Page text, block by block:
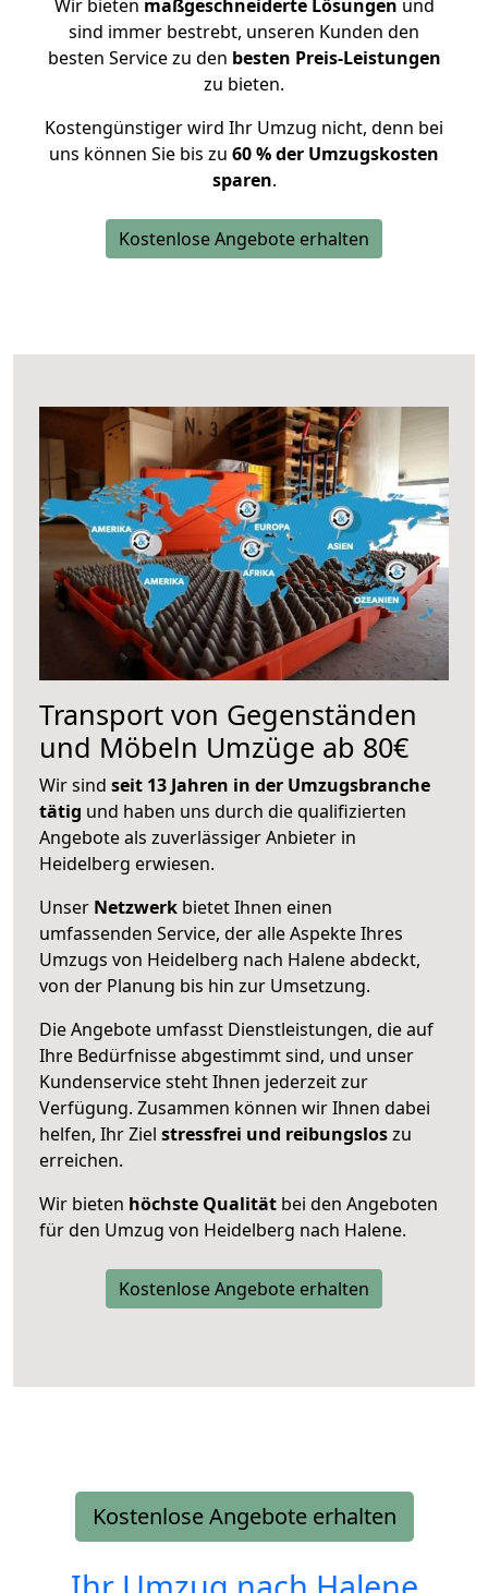
Wir bieten maßgeschneiderte Lösungen und
sind immer bestrebt, unseren Kunden den
besten Service zu den besten Preis-Leistungen
zu bieten.
Kostengünstiger wird Ihr Umzug nicht, denn bei
uns können Sie bis zu 60 % der Umzugskosten
sparen.
Kostenlose Angebote erhalten
Transport von Gegenständen
und Möbeln Umzüge ab 80€
Wir sind seit 13 Jahren in der Umzugsbranche
tätig und haben uns durch die qualifizierten
Angebote als zuverlässiger Anbieter in
Heidelberg erwiesen.
Unser Netzwerk bietet Ihnen einen
umfassenden Service, der alle Aspekte Ihres
Umzugs von Heidelberg nach Halene abdeckt,
von der Planung bis hin zur Umsetzung.
Die Angebote umfasst Dienstleistungen, die auf
Ihre Bedürfnisse abgestimmt sind, und unser
Kundenservice steht Ihnen jederzeit zur
Verfügung. Zusammen können wir Ihnen dabei
helfen, Ihr Ziel stressfrei und reibungsloszu
erreichen.
Wir bieten höchste Qualität bei den Angeboten
für den Umzug von Heidelberg nach Halene.
Kostenlose Angebote erhalten
Kostenlose Angebote erhalten